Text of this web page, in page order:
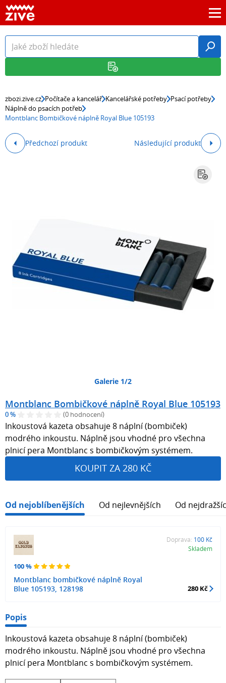
zbozi.zive.cz Počítače a kancelář Kancelářské potřeby Psací potřeby
Náplně do psacích potřeb
Montblanc Bombičkové náplně Royal Blue 105193
Předchozí produkt Následující produkt
Galerie 1/2
Montblanc Bombičkové náplně Royal Blue 105193
0 % (0 hodnocení)
Inkoustová kazeta obsahuje 8 náplní (bombiček)
modrého inkoustu. Náplně jsou vhodné pro všechna
plnicí pera Montblanc s bombičkovým systémem.
KOUPIT ZA 280 KČ
Od nejoblíbenějších Od nejlevnějších Od
100 %
Montblanc bombičkové náplně Royal
Blue 105193, 128198
Doprava: 100 Kč
Skladem
280 Kč
Popis
Inkoustová kazeta obsahuje 8 náplní (bombiček)
modrého inkoustu. Náplně jsou vhodné pro všechna
plnicí pera Montblanc s bombičkovým systémem.